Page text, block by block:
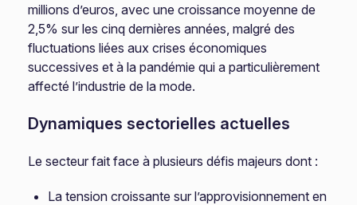
millions d’euros, avec une croissance moyenne de
2,5% sur les cinq dernières années, malgré des
fluctuations liées aux crises économiques
successives et à la pandémie qui a particulièrement
affecté l’industrie de la mode.
Dynamiques sectorielles actuelles
Le secteur fait face à plusieurs défis majeurs dont :
La tension croissante sur l’approvisionnement en